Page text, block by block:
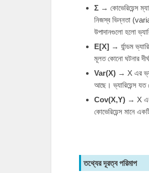
Σ → কোভেরিয়েন্স
নিজস্ব ভিন্নতা
উপাদানগুলো হলো
E[X] → র্যান্ডম
মূলত কোনো ঘটনার
Var(X) → X এর
আছে। ভ্যারিয়েন্স যত
Cov(X,Y) → X
কোভেরিয়েন্স মানে
তথ্যের দূরত্ব পরিমাপ